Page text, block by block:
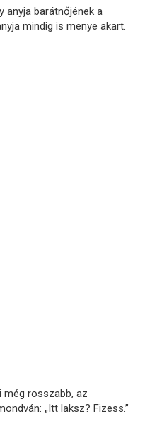
anyja barátnőjének a
mindig is menye akart.
még rosszabb, az
„Itt laksz? Fizess.”